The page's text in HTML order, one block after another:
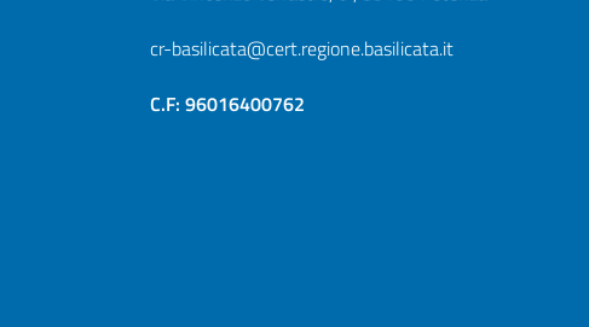
cr-basilicata@cert.regione.basilicata.it
C.F: 96016400762